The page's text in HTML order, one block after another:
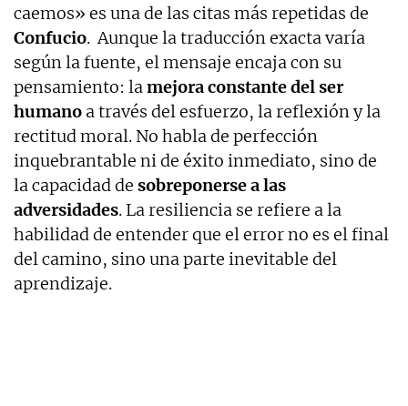
caemos» es una de las citas más repetidas de
Confucio. Aunque la traducción exacta varía
según la fuente, el mensaje encaja con su
pensamiento: lamejora constante del ser
humano a través del esfuerzo, la reflexión y la
rectitud moral. No habla de perfección
inquebrantable ni de éxito inmediato, sino de
la capacidad de sobreponerse a las
adversidades. La resiliencia se refiere a la
habilidad de entender que el error no es el final
del camino, sino una parte inevitable del
aprendizaje.